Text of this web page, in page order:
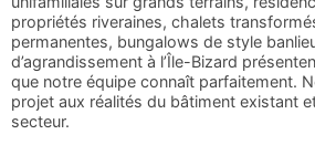
propriétés riveraines, chalets
permanentes, bungalows de style
d’agrandissement à l’Île-Bizard
que notre équipe connaît parfaitement.
projet aux réalités du bâtiment existant
secteur.